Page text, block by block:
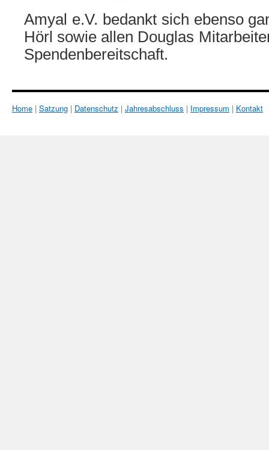
Amyal e.V. bedankt sich ebenso
Hörl sowie allen Douglas
Spendenbereitschaft.
Home | Satzung | Datenschutz | Jahresabschluss | Impressum | Kontakt